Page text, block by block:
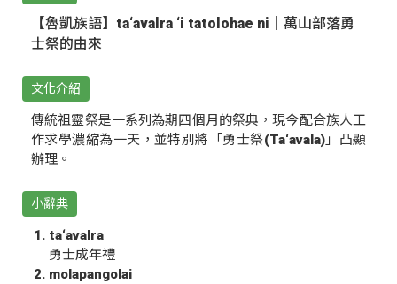
【魯凱族語】ta‘avalra ‘i tatolohae ni｜萬山部落勇
士祭的由來
文化介紹
傳統祖靈祭是一系列為期四個月的祭典，現今配合族人工
作求學濃縮為一天，並特別將「勇士祭(Ta‘avala)」凸顯
辦理。
小辭典
ta‘avalra
勇士成年禮
molapangolai